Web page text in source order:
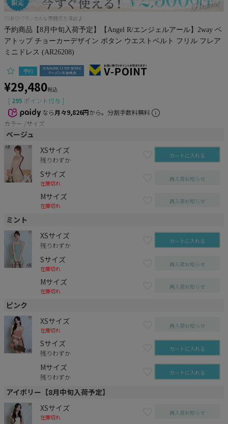
XSあり!クラシカルな雰囲気を演出♪
予約商品【8月中旬入荷予定】【Angel R/エンジェルアール】2way ベ
アトップ チョーカーデザイン ボタン ウエストベルト フリル フレア
ミニドレス (AR26208)
予約
¥29,480税込
[ 295 ポイント付与 ]
なら月々9,826円から。分割手数料無料
カラー
サイズ
ベージュ
XSサイズ
残りわずか カートに入れる
Sサイズ
在庫切れ
再入荷お知らせ
Mサイズ
在庫切れ
再入荷お知らせ
ミント
XSサイズ
残りわずか カートに入れる
Sサイズ
在庫切れ
再入荷お知らせ
Mサイズ
在庫切れ
再入荷お知らせ
ピンク
XSサイズ
在庫切れ
再入荷お知らせ
Sサイズ
残りわずか カートに入れる
Mサイズ
残りわずか カートに入れる
アイボリー【8月中旬入荷予定】
XSサイズ
在庫切れ
再入荷お知らせ